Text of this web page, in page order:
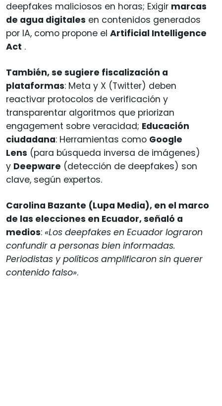
deepfakes maliciosos en horas; Exigir marcas
de agua digitales en contenidos generados
por IA, como propone el Artificial Intelligence
Act .
También, se sugiere fiscalización a
plataformas: Meta y X (Twitter) deben
reactivar protocolos de verificación y
transparentar algoritmos que priorizan
engagement sobre veracidad; Educación
ciudadana: Herramientas como Google
Lens (para búsqueda inversa de imágenes)
y Deepware (detección de deepfakes) son
clave, según expertos.
Carolina Bazante (Lupa Media), en el marco
de las elecciones en Ecuador, señaló a
medios: «Los deepfakes en Ecuador lograron
confundir a personas bien informadas.
Periodistas y políticos amplificaron sin querer
contenido falso».